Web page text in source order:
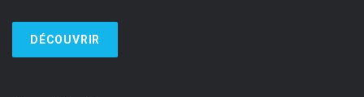
DÉCOUVRIR